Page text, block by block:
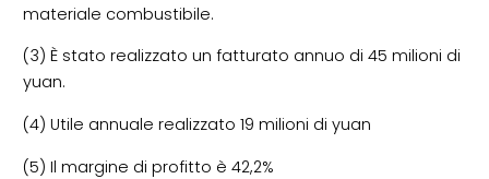
materiale combustibile.
(3) È stato realizzato un fatturato annuo di 45 milioni di
yuan.
(4) Utile annuale realizzato 19 milioni di yuan
(5) Il margine di profitto è 42,2%